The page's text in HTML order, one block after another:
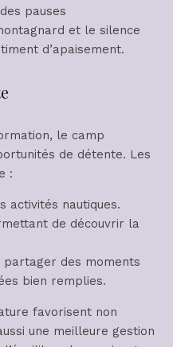
pauses
et le silence
d’apaisement.
le camp
de détente. Les
:
activités nautiques.
de découvrir la
partager des moments
bien remplies.
favorisent non
une meilleure gestion